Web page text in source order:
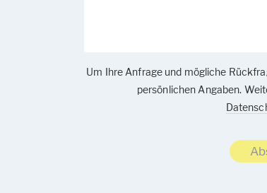
Um Ihre Anfrage und mögliche
persönlichen Angaben.